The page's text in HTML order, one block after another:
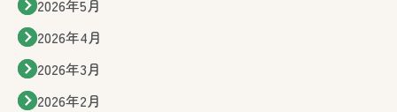
2026年5月
2026年4月
2026年3月
2026年2月